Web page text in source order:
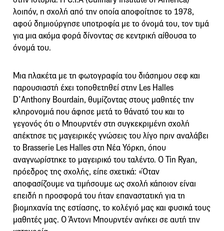
λοιπόν, η σχολή από την οποία αποφοίτησε το 1978,
αφού δημιούργησε υποτροφία με το όνομά του, τον τιμά
για μια ακόμα φορά δίνοντας σε κεντρική αίθουσα το
όνομά του.
Μια πλακέτα με τη φωτογραφία του διάσημου σεφ και
παρουσιαστή έχει τοποθετηθεί στην Les Halles
D’Anthony Bourdain, θυμίζοντας στους μαθητές την
κληρονομιά που άφησε μετά το θάνατό του και το
γεγονός ότι ο Μπουρντέν στη συγκεκριμένη σχολή
απέκτησε τις μαγειρικές γνώσεις του λίγο πριν αναλάβει
το Brasserie Les Halles στη Νέα Υόρκη, όπου
αναγνωρίστηκε το μαγειρικό του ταλέντο. Ο Tin Ryan,
πρόεδρος της σχολής, είπε σχετικά: «Όταν
αποφασίζουμε να τιμήσουμε ως σχολή κάποιον είναι
επειδή η προσφορά του ήταν επαναστατική για τη
βιομηχανία της εστίασης, το κολέγιό μας και φυσικά τους
μαθητές μας. Ο Άντονι Μπουρντέν ανήκει σε αυτή την